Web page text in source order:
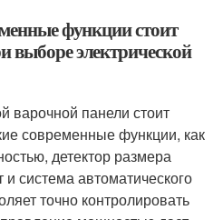
функции стоит
выборе электрической
варочной панели стоит
современные функции, как
детектор размера
система автоматического
точно контролировать